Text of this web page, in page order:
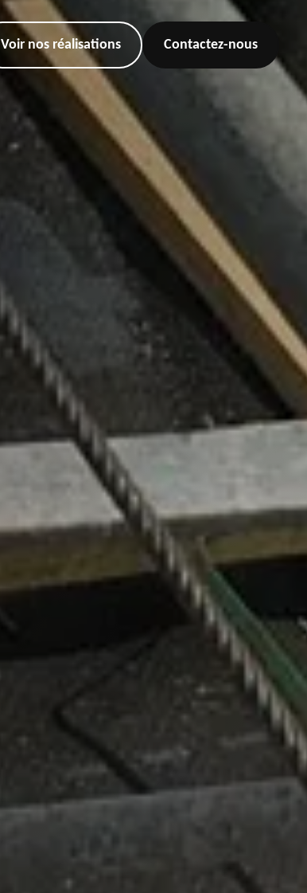
Voir nos réalisations Contactez-nous